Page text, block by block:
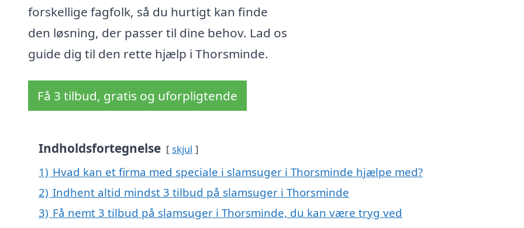
forskellige fagfolk, så du hurtigt kan finde
den løsning, der passer til dine behov. Lad os
guide dig til den rette hjælp i Thorsminde.
Få 3 tilbud, gratis og uforpligtende
Indholdsfortegnelse skjul
1) Hvad kan et firma med speciale i slamsuger i Thorsminde hjælpe med?
2) Indhent altid mindst 3 tilbud på slamsuger i Thorsminde
3) Få nemt 3 tilbud på slamsuger i Thorsminde, du kan være tryg ved